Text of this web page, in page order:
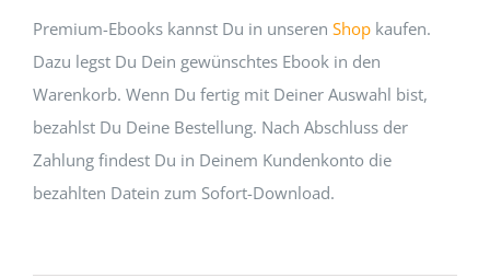
Premium-Ebooks kannst Du in unseren Shop kaufen.
Dazu legst Du Dein gewünschtes Ebook in den
Warenkorb. Wenn Du fertig mit Deiner Auswahl bist,
bezahlst Du Deine Bestellung. Nach Abschluss der
Zahlung findest Du in Deinem Kundenkonto die
bezahlten Datein zum Sofort-Download.